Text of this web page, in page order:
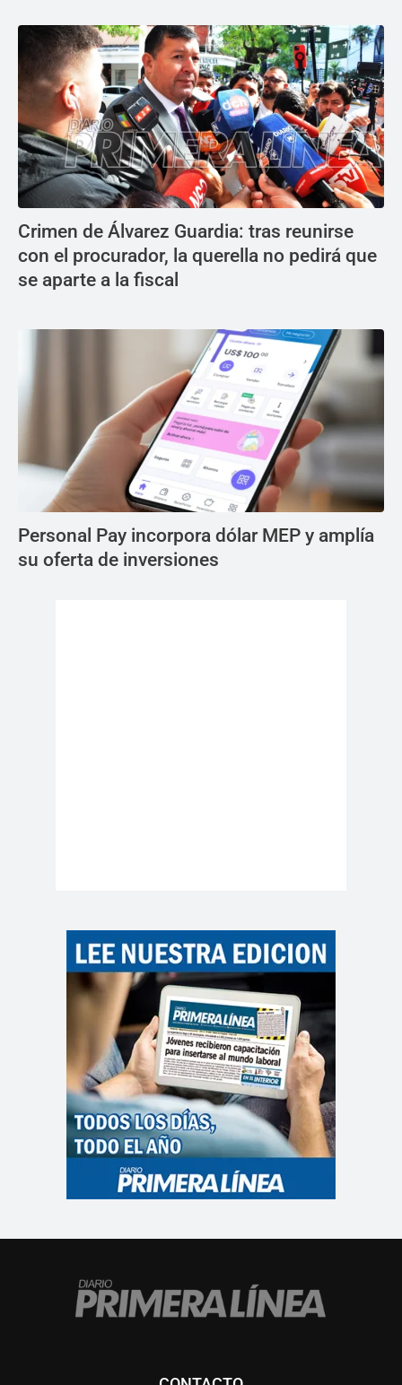
Crimen de Álvarez Guardia: tras reunirse
con el procurador, la querella no pedirá que
se aparte a la fiscal
Personal Pay incorpora dólar MEP y amplía
su oferta de inversiones